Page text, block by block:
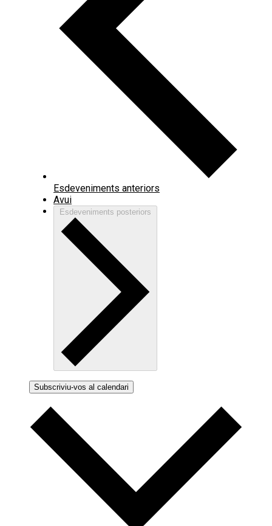
Esdeveniments anteriors
Avui
Esdeveniments posteriors
Subscriviu-vos al calendari